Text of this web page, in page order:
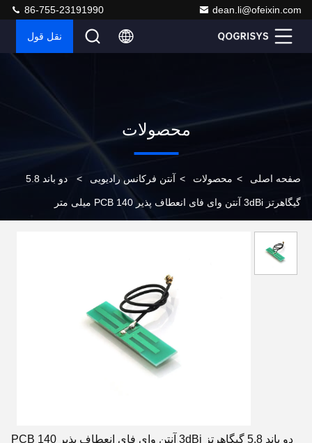
dean.li@ofeixin.com
86-755-23191990
نقل قول
محصولات
صفحه اصلی > محصولات > آنتن فرکانس رادیویی > دو باند 5.8
گیگاهرتز 3dBi آنتن وای فای انعطاف پذیر PCB 140 میلی متر
دو باند 5.8 گیگاهرتز 3dBi آنتن وای فای انعطاف پذیر PCB 140